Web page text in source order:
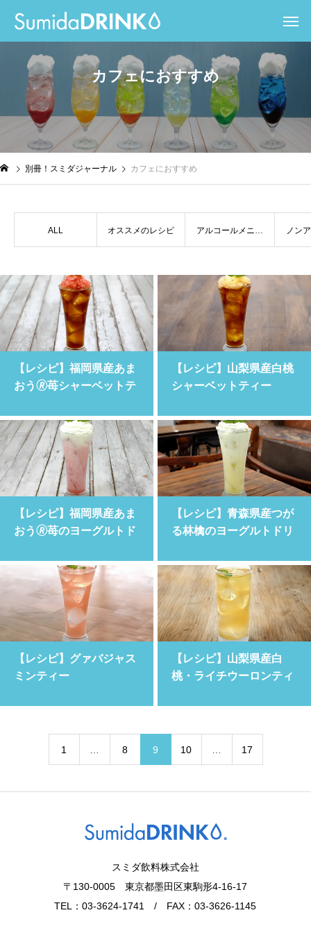
カ フェにおすすめ
別冊！スミダジャーナル カフェにおすすめ
ALL オススメのレシピ アルコールメニュ ノン
【レシピ】福岡県産あま
おう🄬苺シャーベットテ
【レシピ】山梨県産白桃
シャーベットティー
【レシピ】福岡県産あま
おう🄬苺のヨーグルトド
【レシピ】青森県産つが
る林檎のヨーグルトドリ
【レシピ】グァバジャス
ミンティー
【レシピ】山梨県産白
桃・ライチウーロンティ
1 8 9 10 17
スミダ飲料株式会社
〒130-0005 東京都墨田区東駒形4-16-17
TEL：03-3624-1741 / FAX：03-3626-1145